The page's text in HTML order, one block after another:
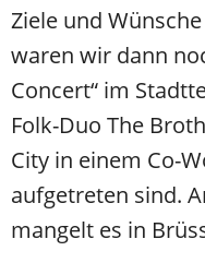
Ziele und
waren wir dann
Concert“ im
Folk-Duo The
City in einem Co-
aufgetreten sind.
mangelt es in